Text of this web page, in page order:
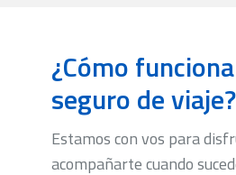
¿Cómo
seguro de viaje?
Estamos con vos para
acompañarte cuando